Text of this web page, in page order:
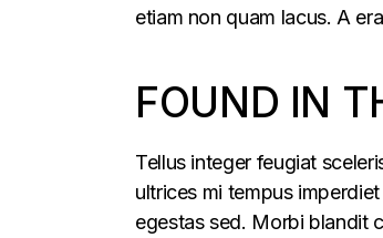
etiam non quam lacus. A
FOUND IN
Tellus integer feugiat
ultrices mi tempus
egestas sed. Morbi blandit